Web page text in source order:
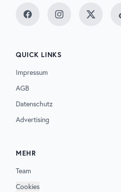
FacebookInstagramTwitter
QUICK LINKS
Impressum
AGB
Datenschutz
Advertising
MEHR
Team
Cookies